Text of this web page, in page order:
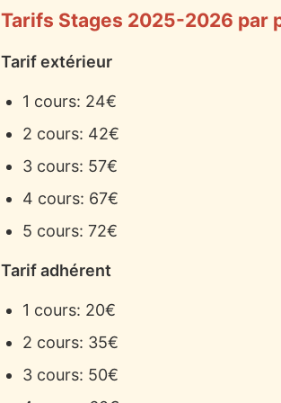
Tarifs Stages 2025-2026 par
Tarif extérieur
1 cours: 24€
2 cours: 42€
3 cours: 57€
4 cours: 67€
5 cours: 72€
Tarif adhérent
1 cours: 20€
2 cours: 35€
3 cours: 50€